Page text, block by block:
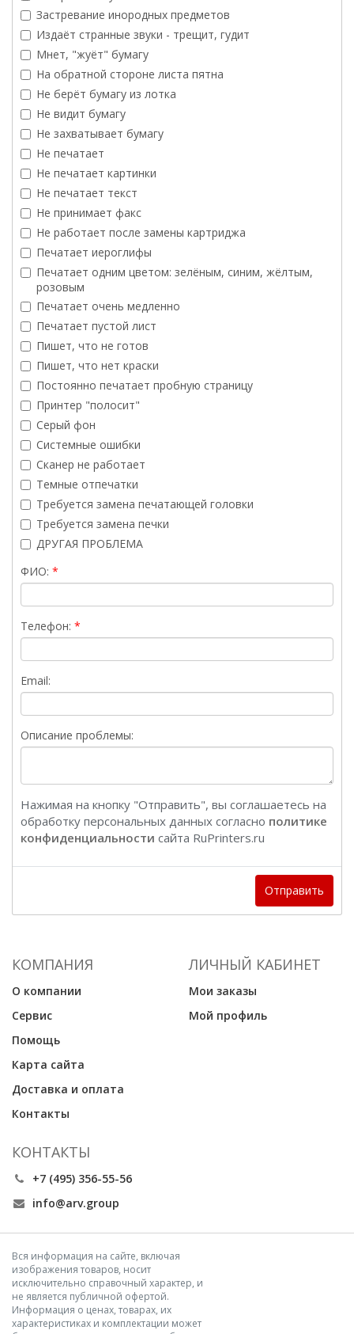
Застревание инородных предметов
Издаёт странные звуки - трещит, гудит
Мнет, "жуёт" бумагу
На обратной стороне листа пятна
Не берёт бумагу из лотка
Не видит бумагу
Не захватывает бумагу
Не печатает
Не печатает картинки
Не печатает текст
Не принимает факс
Не работает после замены картриджа
Печатает иероглифы
Печатает одним цветом: зелёным, синим, жёлтым,
розовым
Печатает очень медленно
Печатает пустой лист
Пишет, что не готов
Пишет, что нет краски
Постоянно печатает пробную страницу
Принтер "полосит"
Серый фон
Системные ошибки
Сканер не работает
Темные отпечатки
Требуется замена печатающей головки
Требуется замена печки
ДРУГАЯ ПРОБЛЕМА
ФИО:
Телефон:
Email:
Описание проблемы:
Нажимая на кнопку "Отправить", вы соглашаетесь на
обработку персональных данных согласно политике
конфиденциальности сайта RuPrinters.ru
Отправить
КОМПАНИЯ
О компании
Сервис
Помощь
Карта сайта
Доставка и оплата
Контакты
ЛИЧНЫЙ КАБИНЕТ
Мои заказы
Мой профиль
КОНТАКТЫ
+7 (495) 356-55-56
info@arv.group
Вся информация на сайте, включая
изображения товаров, носит
исключительно справочный характер, и
не является публичной офертой.
Информация о ценах, товарах, их
характеристиках и комплектации может